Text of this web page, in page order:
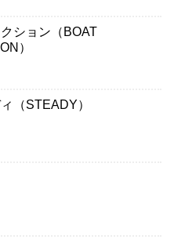
ション（BOAT
）
（STEADY）